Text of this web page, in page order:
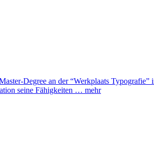
Degree an der “Werkplaats
seine Fähigkeiten … mehr